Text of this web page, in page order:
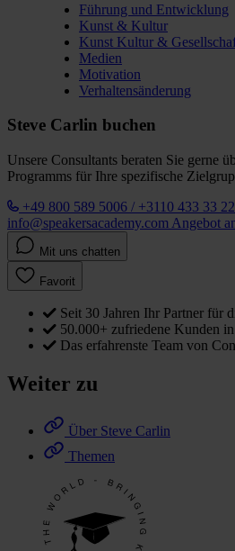
Führung und Entwicklung
Kunst & Kultur
Kunst Kultur &
Medien
Motivation
Verhaltensänderung
Steve Carlin buchen
Unsere Consultants beraten Sie gerne
Programms für Ihre spezifische
+49 800 589 5006 / +3110 433 33 22
info@speakersacademy.com Angebot
Mit uns chatten
Favorit
Seit 30 Jahren Ihr Partner für
50.000+ zufriedene Kunden
Das erfahrenste Team von
Weiter zu
Über Steve Carlin
Themen